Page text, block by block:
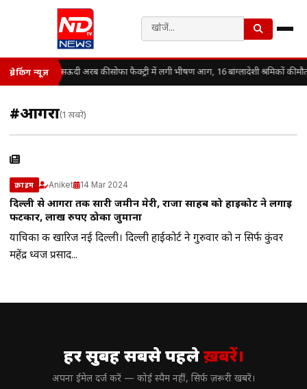
ब्रेकिंग न्यूज़ सऊदी अरब की सोफा फैक्ट्री में लगी भीषण आग, 16 बांग्लादेशी श्रमिकों की
#आगरा(1 खबरें)
क्राइम Aniket 14 Mar 2024
दिल्ली से आगरा तक सारी जमीन मेरी, राजा साहब को हाईकोर्ट ने लगाई
फटकार, लाख रुपए ठोका जुर्माना
याचिका की खारिज नई दिल्ली। दिल्ली हाईकोर्ट ने गुरुवार को न सिर्फ कुंवर
महेंद्र ध्वज प्रसाद...
हर सुबह सबसे पहलेख़बरें।
अपना ईमेल दर्ज करें — कोई स्पैम नहीं, सिर्फ ज़रूरी खबरें।